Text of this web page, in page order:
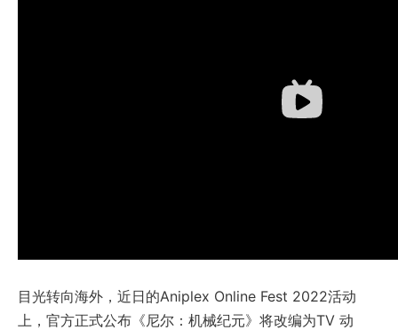
目光转向海外，近日的Aniplex Online Fest 2022活动
上，官方正式公布《尼尔：机械纪元》将改编为TV 动